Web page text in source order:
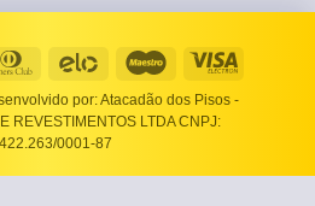
por: Atacadão dos Pisos -
REVESTIMENTOS LTDA CNPJ:
0001-87